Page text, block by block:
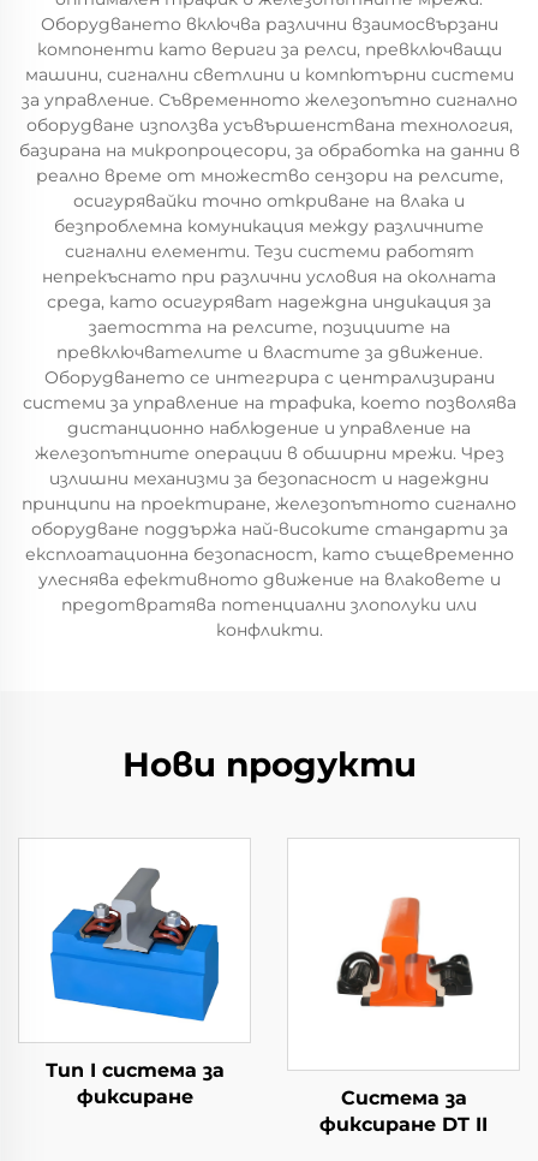
Оборудването включва различни взаимосвързани
компоненти като вериги за релси, превключващи
машини, сигнални светлини и компютърни системи
за управление. Съвременното железопътно сигнално
оборудване използва усъвършенствана технология,
базирана на микропроцесори, за обработка на данни в
реално време от множество сензори на релсите,
осигурявайки точно откриване на влака и
безпроблемна комуникация между различните
сигнални елементи. Тези системи работят
непрекъснато при различни условия на околната
среда, като осигуряват надеждна индикация за
заетостта на релсите, позициите на
превключвателите и властите за движение.
Оборудването се интегрира с централизирани
системи за управление на трафика, което позволява
дистанционно наблюдение и управление на
железопътните операции в обширни мрежи. Чрез
излишни механизми за безопасност и надеждни
принципи на проектиране, железопътното сигнално
оборудване поддържа най-високите стандарти за
експлоатационна безопасност, като същевременно
улеснява ефективното движение на влаковете и
предотвратява потенциални злополуки или
конфликти.
Нови продукти
Тип I система за
фиксиране
Система за
фиксиране DT II